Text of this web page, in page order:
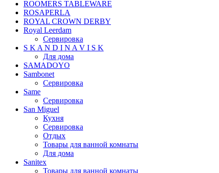
ROOMERS TABLEWARE
ROSAPERLA
ROYAL CROWN DERBY
Royal Leerdam
Сервировка
S K A N D I N A V I S K
Для дома
SAMADOYO
Sambonet
Сервировка
Same
Сервировка
San Miguel
Кухня
Сервировка
Отдых
Товары для ванной комнаты
Для дома
Sanitex
Товары для ванной комнаты